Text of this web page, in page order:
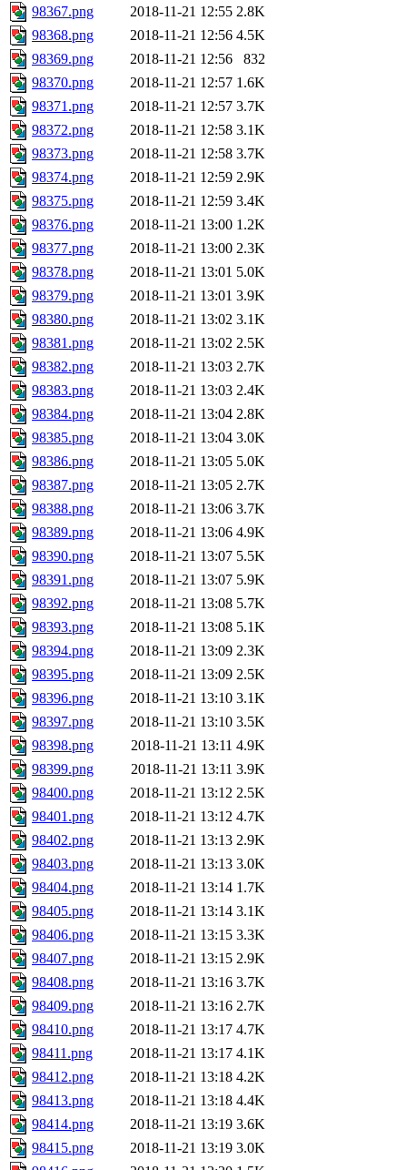
98367.png
2018-11-21 12:55 2.8K
98368.png
2018-11-21 12:56 4.5K
98369.png
2018-11-21 12:56
832
98370.png
2018-11-21 12:57 1.6K
98371.png
2018-11-21 12:57 3.7K
98372.png
2018-11-21 12:58 3.1K
98373.png
2018-11-21 12:58 3.7K
98374.png
2018-11-21 12:59 2.9K
98375.png
2018-11-21 12:59 3.4K
98376.png
2018-11-21 13:00 1.2K
98377.png
2018-11-21 13:00 2.3K
98378.png
2018-11-21 13:01 5.0K
98379.png
2018-11-21 13:01 3.9K
98380.png
2018-11-21 13:02 3.1K
98381.png
2018-11-21 13:02 2.5K
98382.png
2018-11-21 13:03 2.7K
98383.png
2018-11-21 13:03 2.4K
98384.png
2018-11-21 13:04 2.8K
98385.png
2018-11-21 13:04 3.0K
98386.png
2018-11-21 13:05 5.0K
98387.png
2018-11-21 13:05 2.7K
98388.png
2018-11-21 13:06 3.7K
98389.png
2018-11-21 13:06 4.9K
98390.png
2018-11-21 13:07 5.5K
98391.png
2018-11-21 13:07 5.9K
98392.png
2018-11-21 13:08 5.7K
98393.png
2018-11-21 13:08 5.1K
98394.png
2018-11-21 13:09 2.3K
98395.png
2018-11-21 13:09 2.5K
98396.png
2018-11-21 13:10 3.1K
98397.png
2018-11-21 13:10 3.5K
98398.png
2018-11-21 13:11 4.9K
98399.png
2018-11-21 13:11 3.9K
98400.png
2018-11-21 13:12 2.5K
98401.png
2018-11-21 13:12 4.7K
98402.png
2018-11-21 13:13 2.9K
98403.png
2018-11-21 13:13 3.0K
98404.png
2018-11-21 13:14 1.7K
98405.png
2018-11-21 13:14 3.1K
98406.png
2018-11-21 13:15 3.3K
98407.png
2018-11-21 13:15 2.9K
98408.png
2018-11-21 13:16 3.7K
98409.png
2018-11-21 13:16 2.7K
98410.png
2018-11-21 13:17 4.7K
98411.png
2018-11-21 13:17 4.1K
98412.png
2018-11-21 13:18 4.2K
98413.png
2018-11-21 13:18 4.4K
98414.png
2018-11-21 13:19 3.6K
98415.png
2018-11-21 13:19 3.0K